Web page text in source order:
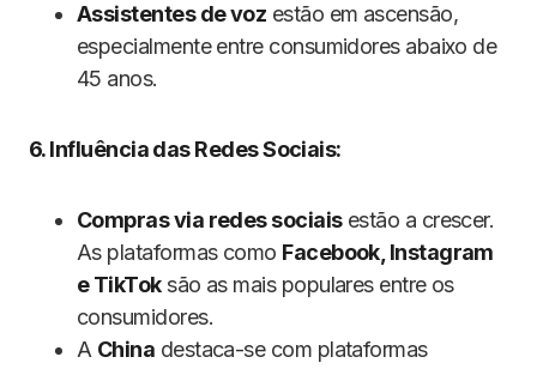
Assistentes de voz estão em ascensão,
especialmente entre consumidores abaixo de
45 anos.
6. Influência das Redes Sociais:
Compras via redes sociaisestão a crescer.
As plataformas como Facebook, Instagram
e TikToksão as mais populares entre os
consumidores.
A China destaca-se com plataformas